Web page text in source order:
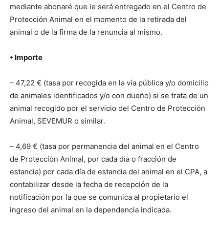
mediante abonaré que le será entregado en el Centro de
Protección Animal en el momento de la retirada del
animal o de la firma de la renuncia al mismo.
• Importe
– 47,22 € (tasa por recogida en la vía pública y/o domicilio
de animales identificados y/o con dueño) si se trata de un
animal recogido por el servicio del Centro de Protección
Animal, SEVEMUR o similar.
– 4,69 € (tasa por permanencia del animal en el Centro
de Protección Animal, por cada día o fracción de
estancia) por cada día de estancia del animal en el CPA, a
contabilizar desde la fecha de recepción de la
notificación por la que se comunica al propietario el
ingreso del animal en la dependencia indicada.